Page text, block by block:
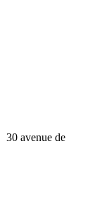
30 avenue de